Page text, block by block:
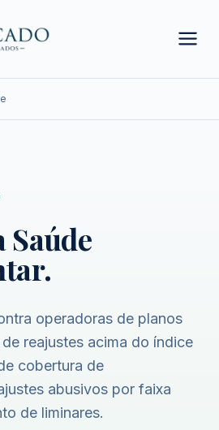
operadoras de planos
reajustes acima do índice
cobertura de
abusivos por faixa
de liminares.